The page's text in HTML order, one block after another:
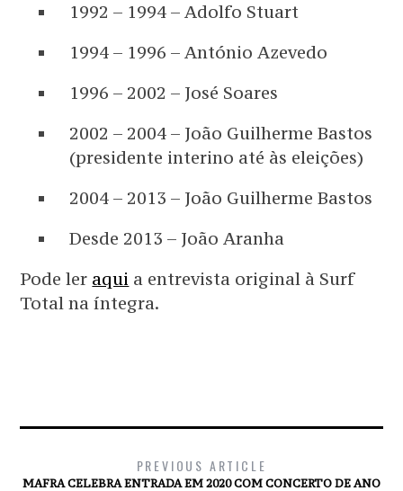
1992 – 1994 – Adolfo Stuart
1994 – 1996 – António Azevedo
1996 – 2002 – José Soares
2002 – 2004 – João Guilherme Bastos
(presidente interino até às eleições)
2004 – 2013 – João Guilherme Bastos
Desde 2013 – João Aranha
Pode ler aqui a entrevista original à Surf
Total na íntegra.
PREVIOUS ARTICLE
MAFRA CELEBRA ENTRADA EM 2020 COM CONCERTO DE ANO